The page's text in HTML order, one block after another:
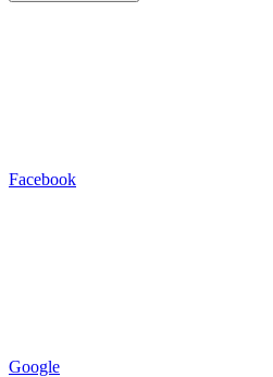
Facebook
Google